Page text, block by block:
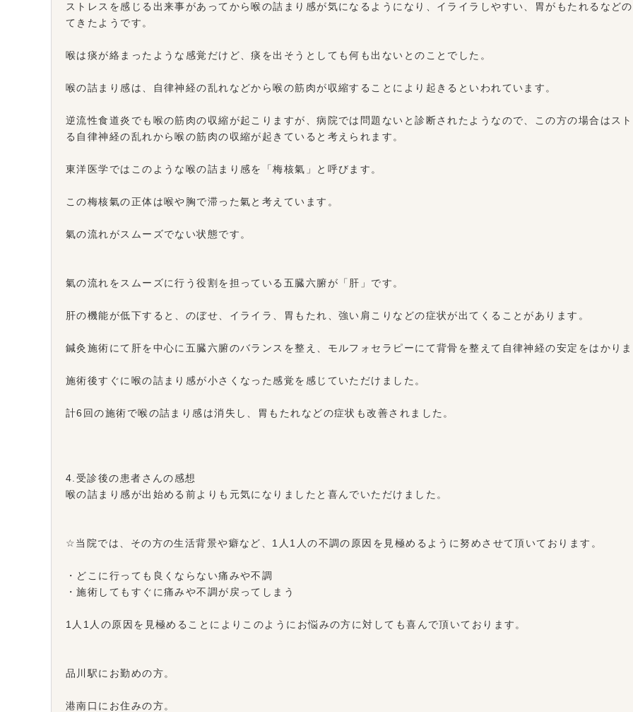
ストレスを感じる出来事があってから喉の詰まり感が気になるようになり、イライラしやすい、胃がもたれるなど
てきたようです。
喉は痰が絡まったような感覚だけど、痰を出そうとしても何も出ないとのことでした。
喉の詰まり感は、自律神経の乱れなどから喉の筋肉が収縮することにより起きるといわれています。
逆流性食道炎でも喉の筋肉の収縮が起こりますが、病院では問題ないと診断されたようなので、この方の場合はス
る自律神経の乱れから喉の筋肉の収縮が起きていると考えられます。
東洋医学ではこのような喉の詰まり感を「梅核氣」と呼びます。
この梅核氣の正体は喉や胸で滞った氣と考えています。
氣の流れがスムーズでない状態です。
氣の流れをスムーズに行う役割を担っている五臓六腑が「肝」です。
肝の機能が低下すると、のぼせ、イライラ、胃もたれ、強い肩こりなどの症状が出てくることがあります。
鍼灸施術にて肝を中心に五臓六腑のバランスを整え、モルフォセラピーにて背骨を整えて自律神経の安定をはかり
施術後すぐに喉の詰まり感が小さくなった感覚を感じていただけました。
計6回の施術で喉の詰まり感は消失し、胃もたれなどの症状も改善されました。
4.受診後の患者さんの感想
喉の詰まり感が出始める前よりも元気になりましたと喜んでいただけました。
☆当院では、その方の生活背景や癖など、1人1人の不調の原因を見極めるように努めさせて頂いております。
・どこに行っても良くならない痛みや不調
・施術してもすぐに痛みや不調が戻ってしまう
1人1人の原因を見極めることによりこのようにお悩みの方に対しても喜んで頂いております。
品川駅にお勤めの方。
港南口にお住みの方。